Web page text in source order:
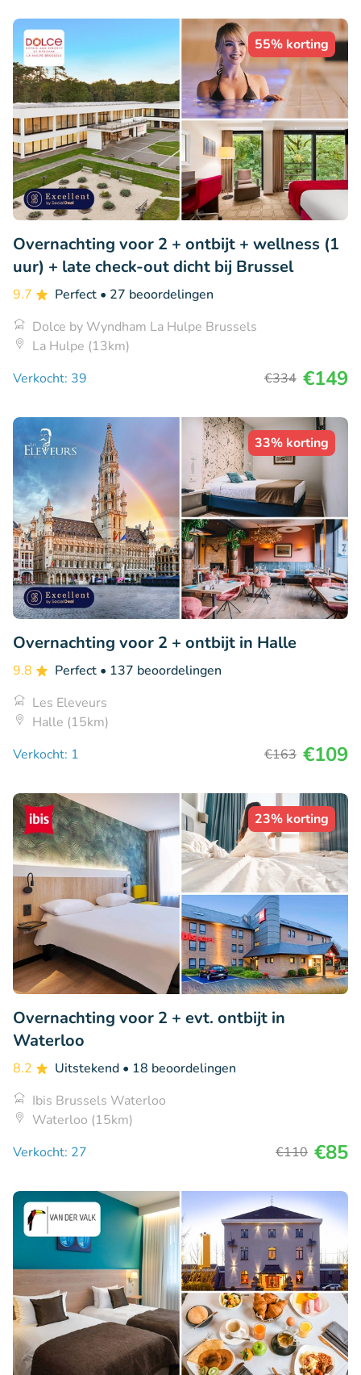
55% korting
Overnachting voor 2 + ontbijt + wellness (1
uur) + late check-out dicht bij Brussel
9.7 Perfect • 27 beoordelingen
Dolce by Wyndham La Hulpe Brussels
La Hulpe (13km)
Verkocht: 39
€334 €149
33% korting
Overnachting voor 2 + ontbijt in Halle
9.8 Perfect • 137 beoordelingen
Les Eleveurs
Halle (15km)
Verkocht: 1
€163 €109
23% korting
Overnachting voor 2 + evt. ontbijt in
Waterloo
8.2 Uitstekend • 18 beoordelingen
Ibis Brussels Waterloo
Waterloo (15km)
Verkocht: 27
€110 €85